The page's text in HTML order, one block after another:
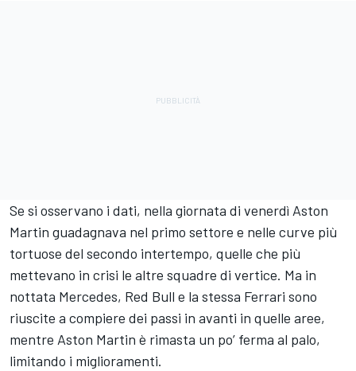
Se si osservano i dati, nella giornata di venerdì Aston
Martin guadagnava nel primo settore e nelle curve più
tortuose del secondo intertempo, quelle che più
mettevano in crisi le altre squadre di vertice. Ma in
nottata Mercedes, Red Bull e la stessa Ferrari sono
riuscite a compiere dei passi in avanti in quelle aree,
mentre Aston Martin è rimasta un po’ ferma al palo,
limitando i miglioramenti.